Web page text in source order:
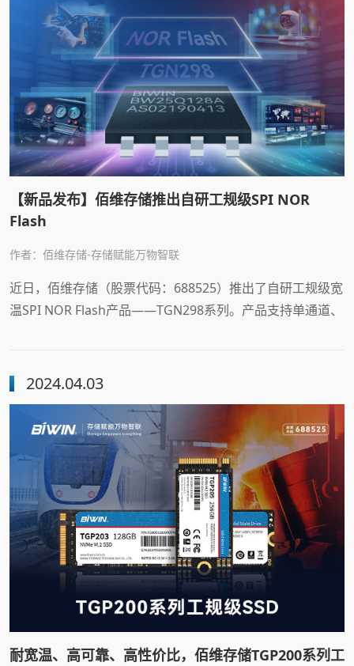
【新品发布】佰维存储推出自研工规级SPI NOR
Flash
作者：佰维存储-存储赋能万物智联
近日，佰维存储（股票代码：688525）推出了自研工规级宽
温SPI NOR Flash产品——TGN298系列。产品支持单通道、
读取性能、高可靠性和长寿命有严格要求的应用场景，覆盖
2024.04.03
耐宽温、高可靠、高性价比，佰维存储TGP200系列工